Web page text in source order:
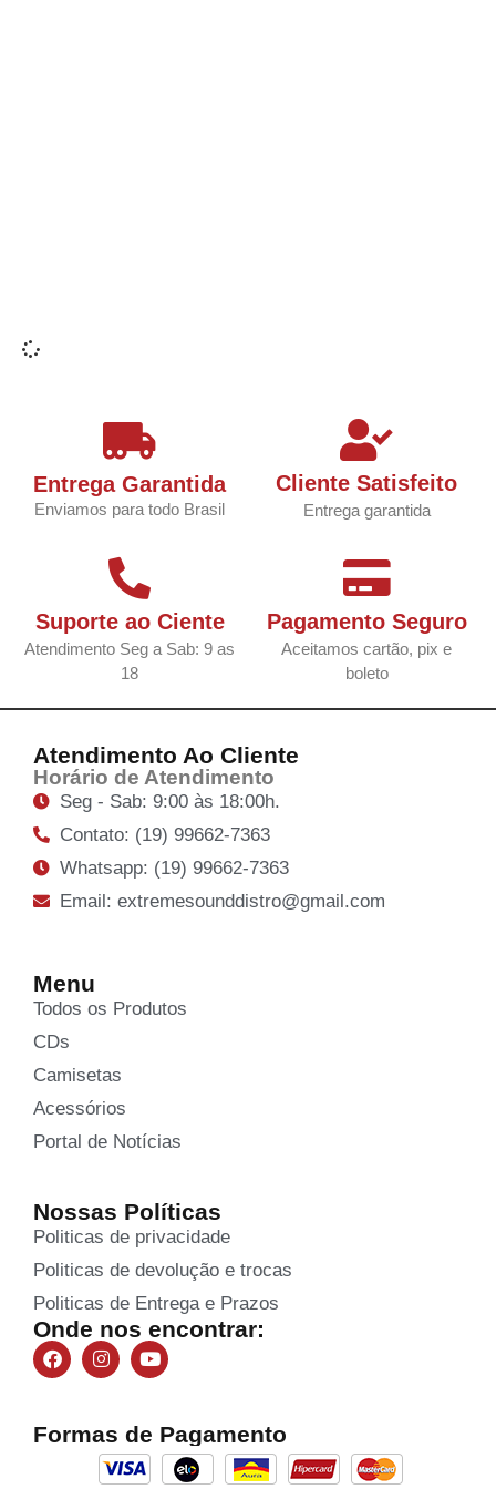
Entrega Garantida
Enviamos para todo Brasil
Cliente Satisfeito
Entrega garantida
Suporte ao Ciente
Atendimento Seg a Sab: 9 as
18
Pagamento Seguro
Aceitamos cartão, pix e
boleto
Atendimento Ao Cliente
Horário de Atendimento
Seg - Sab: 9:00 às 18:00h.
Contato: (19) 99662-7363
Whatsapp: (19) 99662-7363
Email: extremesounddistro@gmail.com
Menu
Todos os Produtos
CDs
Camisetas
Acessórios
Portal de Notícias
Nossas Políticas
Politicas de privacidade
Politicas de devolução e trocas
Politicas de Entrega e Prazos
Onde nos encontrar:
Formas de Pagamento